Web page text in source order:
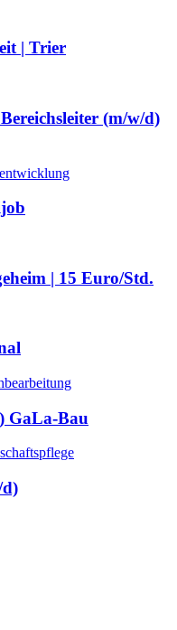
| Trier
(m/w/d)
| 15 Euro/Std.
GaLa-Bau